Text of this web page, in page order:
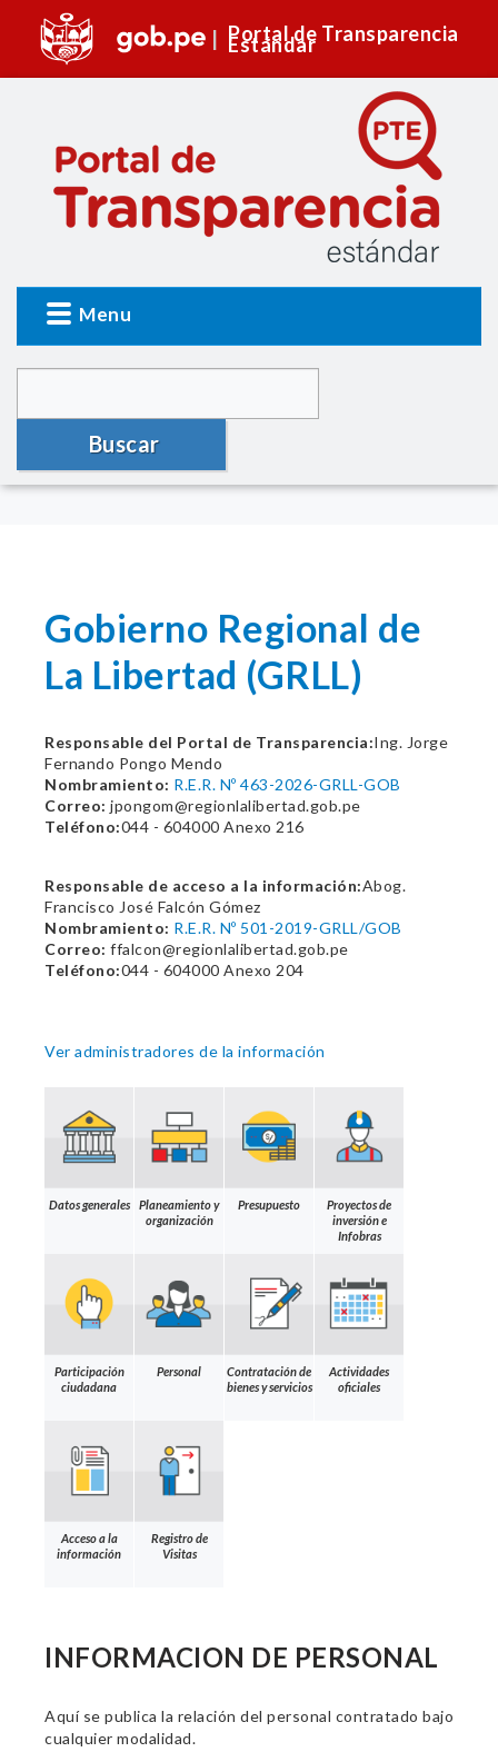
Portal de Transparencia
Estándar
Menu
Buscar
Gobierno Regional de
La Libertad (GRLL)
Responsable del Portal de Transparencia:Ing. Jorge
Fernando Pongo Mendo
Nombramiento: R.E.R. Nº 463-2026-GRLL-GOB
Correo: jpongom@regionlalibertad.gob.pe
Teléfono:044 - 604000 Anexo 216
Responsable de acceso a la información:Abog.
Francisco José Falcón Gómez
Nombramiento: R.E.R. Nº 501-2019-GRLL/GOB
Correo: ffalcon@regionlalibertad.gob.pe
Teléfono:044 - 604000 Anexo 204
Ver administradores de la información
Datos generales
Planeamiento y
organización
Presupuesto
Proyectos de
inversión e
Infobras
Participación
ciudadana
Personal
Contratación de
bienes y servicios
Actividades
oficiales
Acceso a la
información
Registro de
Visitas
INFORMACION DE PERSONAL
Aquí se publica la relación del personal contratado bajo
cualquier modalidad.